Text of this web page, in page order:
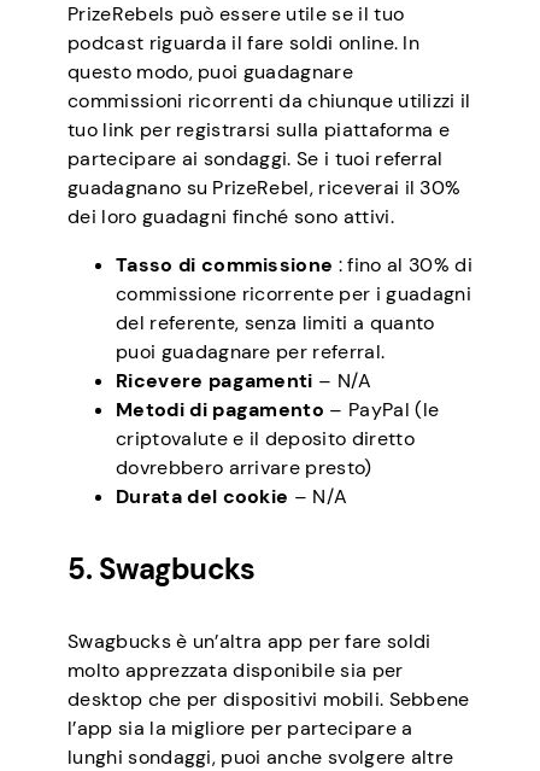
PrizeRebels può essere utile se il tuo
podcast riguarda il fare soldi online. In
questo modo, puoi guadagnare
commissioni ricorrenti da chiunque utilizzi il
tuo link per registrarsi sulla piattaforma e
partecipare ai sondaggi. Se i tuoi referral
guadagnano su PrizeRebel, riceverai il 30%
dei loro guadagni finché sono attivi.
Tasso di commissione : fino al 30% di
commissione ricorrente per i guadagni
del referente, senza limiti a quanto
puoi guadagnare per referral.
Ricevere pagamenti – N/A
Metodi di pagamento – PayPal (le
criptovalute e il deposito diretto
dovrebbero arrivare presto)
Durata del cookie – N/A
5. Swagbucks
Swagbucks è un’altra app per fare soldi
molto apprezzata disponibile sia per
desktop che per dispositivi mobili. Sebbene
l’app sia la migliore per partecipare a
lunghi sondaggi, puoi anche svolgere altre